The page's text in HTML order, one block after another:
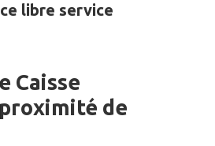
libre service
Caisse
de